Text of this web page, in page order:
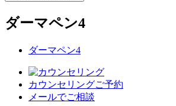
ダーマペン4
ダーマペン4
カウンセリングご予約
メールでご相談